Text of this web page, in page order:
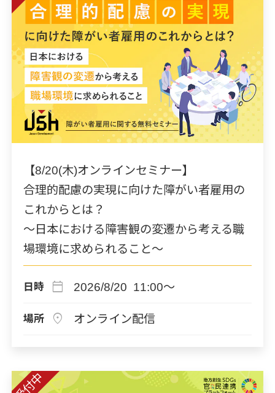
【8/20(木)オンラインセミナー】
合理的配慮の実現に向けた障がい者雇用の
これからとは？
～日本における障害観の変遷から考える職
場環境に求められること～
日時 calendar_today 2026/8/20 11:00～
場所 location_on オンライン配信